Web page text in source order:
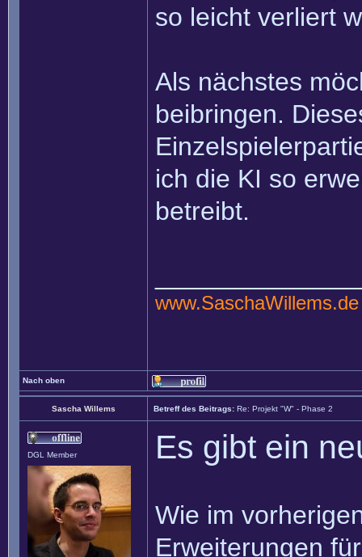
so leicht verliert
Als nächstes
beibringen.
ich die KI so
betreibt.
www.SaschaWillems.de
Nach oben
Sascha Willems Betreff des Beitrags: Re: Projekt "W" - Phase 2
DGL Member Es gibt ein
Wie im
Erweiterungen